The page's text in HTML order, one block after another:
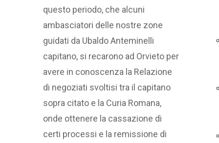
questo periodo, che alcuni
ambasciatori delle nostre zone
guidati da Ubaldo Anteminelli
capitano, si recarono ad Orvieto per
avere in conoscenza la Relazione
di negoziati svoltisi tra il capitano
sopra citato e la Curia Romana,
onde ottenere la cassazione di
certi processi e la remissione di